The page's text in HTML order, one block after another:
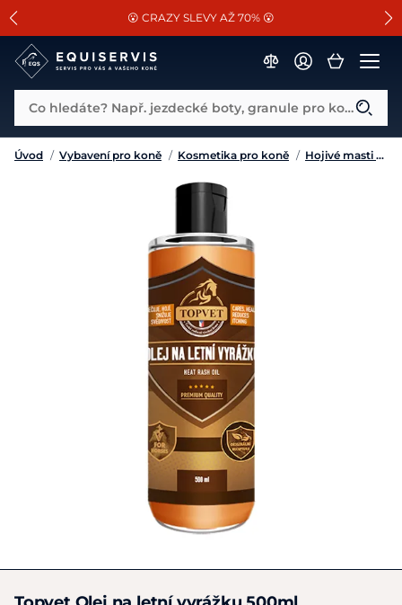
SLEVA 13% na vše od Cassini!
😮 CRAZY SLEVY AŽ 70% 😮
📐Pasování a doplňky k vybraným sedlům ZDARMA 🐴
Co hledáte? Např. jezdecké boty, granule pro koně...
Úvod / Vybavení pro koně / Kosmetika pro koně / Hojivé masti a balzámy